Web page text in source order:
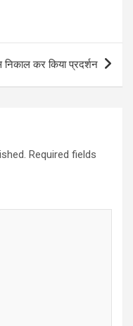
a
m
कर किया प्रदर्शन
Required fields